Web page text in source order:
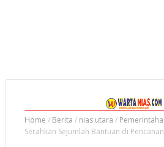
Home / Berita / nias utara /
Serahkan Sejumlah Bantuan di